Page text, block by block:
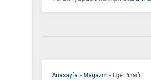
Anasayfa » Magazin » Ege Pınar’ı!